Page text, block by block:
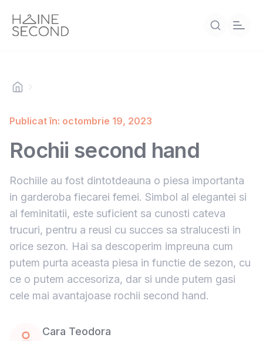
Publicat în: octombrie 19, 2023
Rochii second hand
Rochiile au fost dintotdeauna o piesa importanta
in garderoba fiecarei femei. Simbol al elegantei si
al feminitatii, este suficient sa cunosti cateva
trucuri, pentru a reusi cu succes sa stralucesti in
orice sezon. Hai sa descoperim impreuna cum
putem purta aceasta piesa in functie de sezon, cu
ce o putem accesoriza, dar si unde putem gasi
cele mai avantajoase rochii second hand.
Cara Teodora